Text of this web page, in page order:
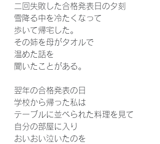
二回失敗した合格発表日の夕刻
雪降る中を冷たくなって
歩いて帰宅した。
その姉を母がタオルで
温めた話を
聞いたことがある。
翌年の合格発表の日
学校から帰った私は
テーブルに並べられた料理を見て
自分の部屋に入り
おいおい泣いたのを